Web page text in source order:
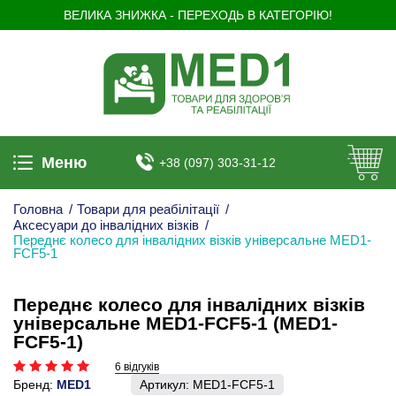
ВЕЛИКА ЗНИЖКА - ПЕРЕХОДЬ В КАТЕГОРІЮ!
Меню +38 (097) 303-31-12
Головна / Товари для реабілітації /
Аксесуари до інвалідних візків /
Переднє колесо для інвалідних візків універсальне MED1-
FCF5-1
Переднє колесо для інвалідних візків
універсальне MED1-FCF5-1 (MED1-
FCF5-1)
6 відгуків
Бренд: MED1 Артикул: MED1-FCF5-1